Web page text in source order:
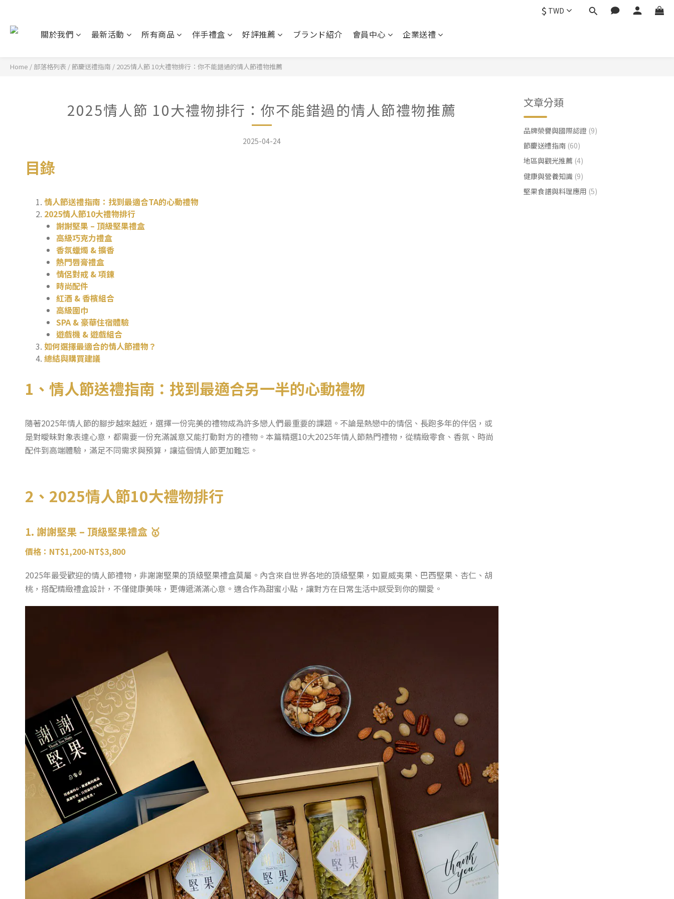
$ TWD
關於我們 最新活動 所有商品 伴手禮盒 好評推薦 ブランド紹介 會員中心 企業送禮
Home / 部落格列表 / 節慶送禮指南 / 2025情人節 10大禮物排行：你不能錯過的情人節禮物推薦
2025情人節 10大禮物排行：你不能錯過的情人節禮物推薦
2025-04-24
目錄
情人節送禮指南：找到最適合TA的心動禮物
2025情人節10大禮物排行
謝謝堅果 – 頂級堅果禮盒
高級巧克力禮盒
香氛蠟燭 & 擴香
熱門唇膏禮盒
情侶對戒 & 項鍊
時尚配件
紅酒 & 香檳組合
高級圍巾
SPA & 豪華住宿體驗
遊戲機 & 遊戲組合
如何選擇最適合的情人節禮物？
總結與購買建議
1、情人節送禮指南：找到最適合另一半的心動禮物
隨著2025年情人節的腳步越來越近，選擇一份完美的禮物成為許多戀人們最重要的課題。不論是熱戀中的情侶、長跑多年的伴侶，或
是對曖昧對象表達心意，都需要一份充滿誠意又能打動對方的禮物。本篇精選10大2025年情人節熱門禮物，從精緻零食、香氛、時尚
配件到高端體驗，滿足不同需求與預算，讓這個情人節更加難忘。
2、2025情人節10大禮物排行
1. 謝謝堅果 – 頂級堅果禮盒 🥇
價格：NT$1,200-NT$3,800
2025年最受歡迎的情人節禮物，非謝謝堅果的頂級堅果禮盒莫屬。內含來自世界各地的頂級堅果，如夏威夷果、巴西堅果、杏仁、胡
桃，搭配精緻禮盒設計，不僅健康美味，更傳遞滿滿心意。適合作為甜蜜小點，讓對方在日常生活中感受到你的關愛。
文章分類
品牌榮譽與國際認證 (9)
節慶送禮指南 (60)
地區與觀光推薦 (4)
健康與營養知識 (9)
堅果食譜與料理應用 (5)